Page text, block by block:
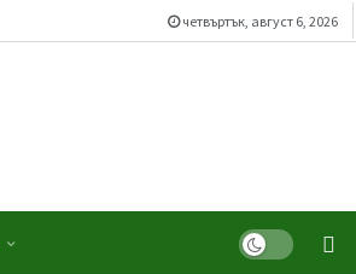
четвъртък, август 6, 2026
Dark mode